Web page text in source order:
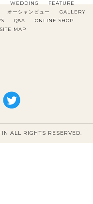
WEDDING
FEATURE
オーシャンビュー
GALLERY
Q&A
ONLINE SHOP
SITE MAP
IN ALL RIGHTS RESERVED.